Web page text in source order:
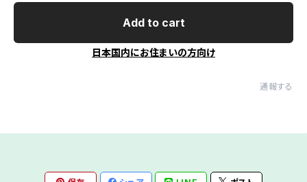
Add to cart
日本国内にお住まいの方向け
通報する